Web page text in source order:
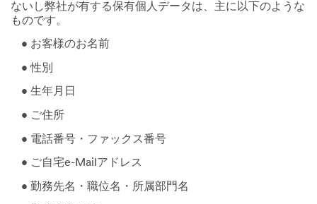
ないし弊社が有する保有個人データは、主に以下のような
ものです。
• お客様のお名前
• 性別
• 生年月日
• ご住所
• 電話番号・ファックス番号
• ご自宅e-Mailアドレス
• 勤務先名・職位名・所属部門名